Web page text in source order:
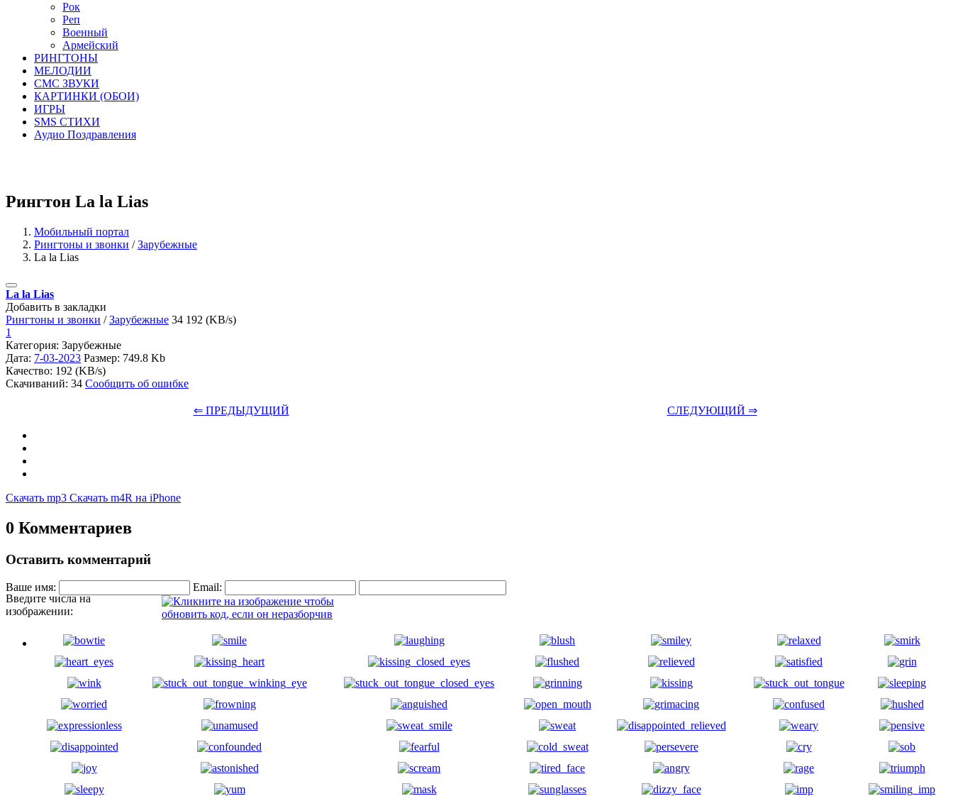
Рок
Реп
Военный
Армейский
РИНГТОНЫ
МЕЛОДИИ
СМС ЗВУКИ
КАРТИНКИ (ОБОИ)
ИГРЫ
SMS СТИХИ
Аудио Поздравления
Рингтон La la Lias
Мобильный портал
Рингтоны и звонки /Зарубежные
La la Lias
La la Lias
Добавить в закладки
Рингтоны и звонки /Зарубежные 34 192 (KB/s)
1
Категория: Зарубежные
Дата: 7-03-2023 Размер: 749.8 Kb
Качество: 192 (KB/s)
Скачиваний: 34 Сообщить об ошибке
⇐ ПРЕДЫДУЩИЙ СЛЕДУЮЩИЙ ⇒
Скачать mp3 Скачать m4R на iPhone
0 Комментариев
Оставить комментарий
Ваше имя:
Email:
Введите числа на
изображении: